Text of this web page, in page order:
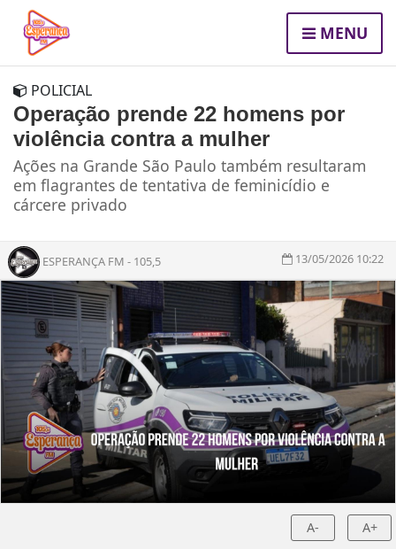
MENU
POLICIAL
Operação prende 22 homens por
violência contra a mulher
Ações na Grande São Paulo também resultaram
em flagrantes de tentativa de feminicídio e
cárcere privado
ESPERANÇA FM - 105,5 13/05/2026 10:22
A- A+